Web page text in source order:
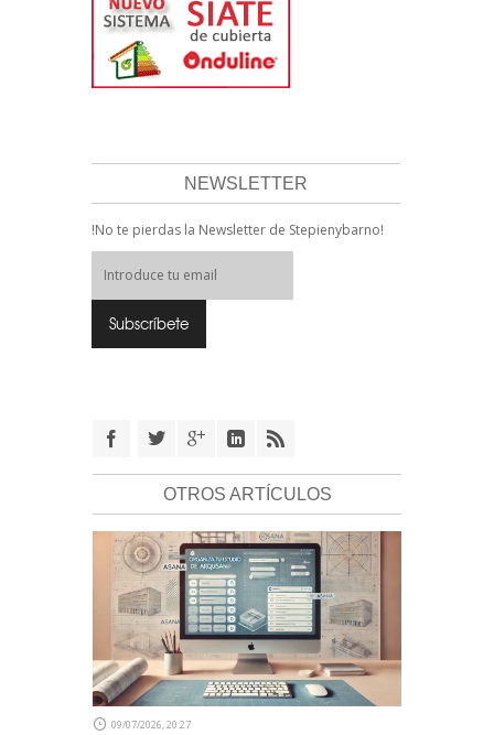
NEWSLETTER
!No te pierdas la Newsletter de Stepienybarno!
OTROS ARTÍCULOS
09/07/2026, 20:27